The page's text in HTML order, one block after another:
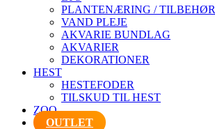
PLANTENÆRING / TILBEHØR
VAND PLEJE
AKVARIE BUNDLAG
AKVARIER
DEKORATIONER
HEST
HESTEFODER
TILSKUD TIL HEST
ZOO
OUTLET